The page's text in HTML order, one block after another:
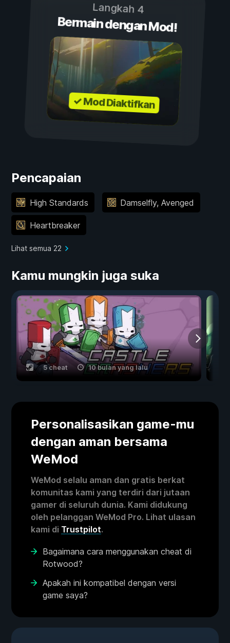
Langkah 4
Bermain dengan Mod!
✓ Mod Diaktifkan
Pencapaian
High Standards Damselfly, Avenged
Heartbreaker
Lihat semua 22
Kamu mungkin juga suka
5 cheat 10 bulan yang lalu
Personalisasikan game-mu
dengan aman bersama
WeMod
WeMod selalu aman dan gratis berkat
komunitas kami yang terdiri dari jutaan
gamer di seluruh dunia. Kami didukung
oleh pelanggan WeMod Pro. Lihat ulasan
kami di Trustpilot.
Bagaimana cara menggunakan cheat di
Rotwood?
Apakah ini kompatibel dengan versi
game saya?